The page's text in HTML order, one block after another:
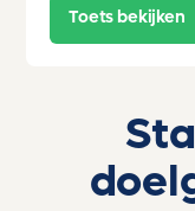
Toets bekijken